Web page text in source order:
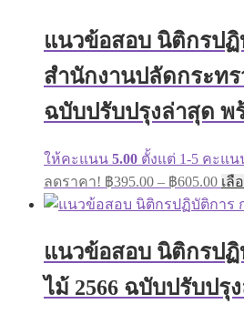
แนวข้อสอบ นิติกรปฏิ
สำนักงานปลัดกระทร
ฉบับปรับปรุงล่าสุด พ
ให้คะแนน 5.00 ตั้งแต่ 1-5 คะแน
ลดราคา! ฿395.00 – ฿605.00
฿
฿
เลื
แนวข้อสอบ นิติกรป
ไม้ 2566 ฉบับปรับปรุ